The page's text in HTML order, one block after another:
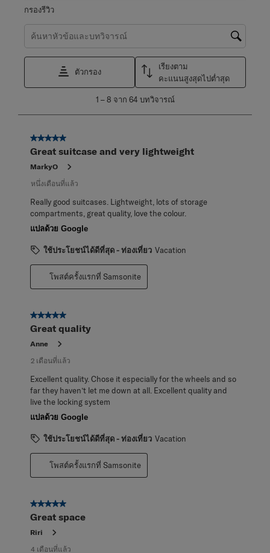
กรองรีวิว
ค้นหาหัวข้อและตรวจสอบภูมิภาคการค้นหา
ตัวกรอง
เรียงตาม
คะแนนสูงสุดไปต่ำสุด
8
วิจารณ์
1 – 8 จาก 64 บทวิจารณ์
5 จาก 5 ดาว
Great suitcase and very lightweight
MarkyO
หนึ่งเดือนที่แล้ว
Really good suitcases. Lightweight, lots of storage
compartments, great quality, love the colour.
แปลด้วย Google
ใช้ประโยชน์ได้ดีที่สุด - ท่องเที่ยว Vacation
โพสต์ครั้งแรกที่ Samsonite
5 จาก 5 ดาว
Great quality
Anne
2 เดือนที่แล้ว
Excellent quality. Chose it especially for the wheels and so
far they haven’t let me down at all. Excellent quality and
live the locking system
แปลด้วย Google
ใช้ประโยชน์ได้ดีที่สุด - ท่องเที่ยว Vacation
โพสต์ครั้งแรกที่ Samsonite
5 จาก 5 ดาว
Great space
Riri
4 เดือนที่แล้ว